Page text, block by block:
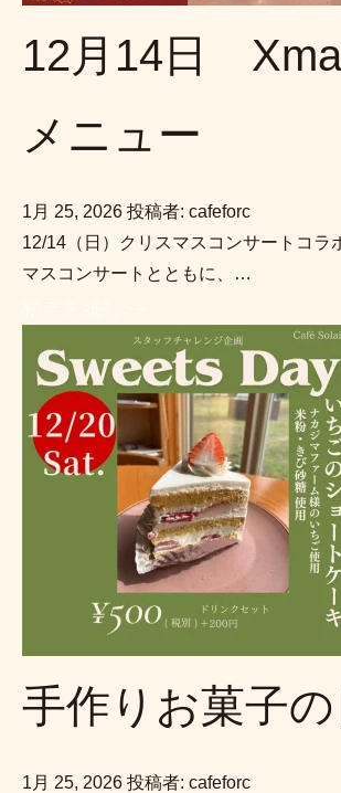
12月14日
メニュー
1月 25, 2026 投稿者: cafeforc
12/14（日）クリスマスコンサートコラ
マスコンサートとともに、…
手作りお菓子の
1月 25, 2026 投稿者: cafeforc